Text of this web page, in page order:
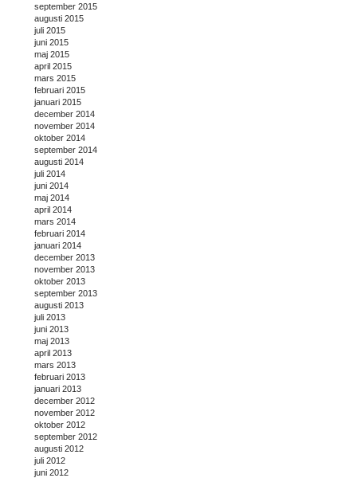
september 2015
augusti 2015
juli 2015
juni 2015
maj 2015
april 2015
mars 2015
februari 2015
januari 2015
december 2014
november 2014
oktober 2014
september 2014
augusti 2014
juli 2014
juni 2014
maj 2014
april 2014
mars 2014
februari 2014
januari 2014
december 2013
november 2013
oktober 2013
september 2013
augusti 2013
juli 2013
juni 2013
maj 2013
april 2013
mars 2013
februari 2013
januari 2013
december 2012
november 2012
oktober 2012
september 2012
augusti 2012
juli 2012
juni 2012